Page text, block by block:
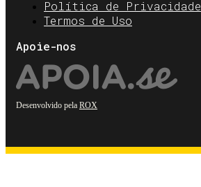
Política de Privacidade
Termos de Uso
Apoie-nos
Desenvolvido pela ROX